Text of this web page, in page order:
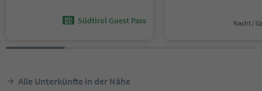
Südtirol Guest Pass Nacht /
Alle Unterkünfte in der Nähe